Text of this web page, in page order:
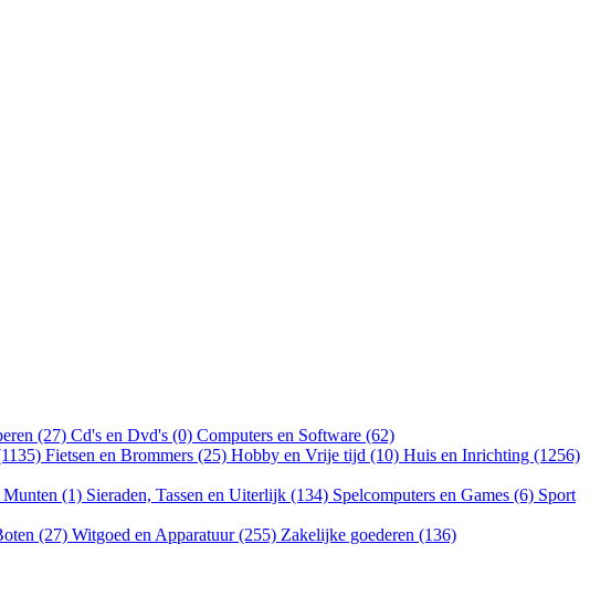
(27) Cd's en Dvd's (0) Computers en Software (62)
Fietsen en Brommers (25) Hobby en Vrije tijd (10) Huis en Inrichting (1256)
Munten (1) Sieraden, Tassen en Uiterlijk (134) Spelcomputers en Games (6) Sport
(27) Witgoed en Apparatuur (255) Zakelijke goederen (136)